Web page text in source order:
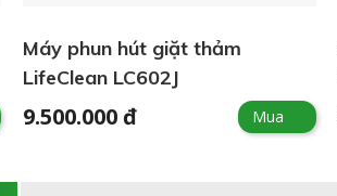
Máy phun hút giặt thảm
LifeClean LC602J
9.500.000 đ Mua